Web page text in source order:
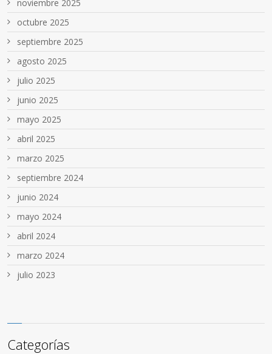
noviembre 2025
octubre 2025
septiembre 2025
agosto 2025
julio 2025
junio 2025
mayo 2025
abril 2025
marzo 2025
septiembre 2024
junio 2024
mayo 2024
abril 2024
marzo 2024
julio 2023
Categorías